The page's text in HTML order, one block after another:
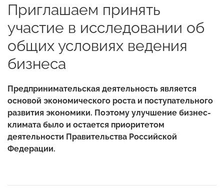
Приглашаем принять
участие в исследовании об
общих условиях ведения
бизнеса
Предпринимательская деятельность является
основой экономического роста и поступательного
развития экономики. Поэтому улучшение бизнес-
климата было и остается приоритетом
деятельности Правительства Российской
Федерации.